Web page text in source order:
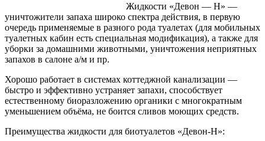
Жидкости «Девон — Н» —
уничтожители запаха широко спектра действия, в первую
очередь применяемые в разного рода туалетах (для мобильных
туалетных кабин есть специальная модификация), а также для
уборки за домашними животными, уничтожения неприятных
запахов в салоне а/м и пр.
Хорошо работает в системах коттеджной канализации —
быстро и эффективно устраняет запахи, способствует
естественному биоразложению органики с многократным
уменьшением объёма, не боится сливов моющих средств.
Преимущества жидкости для биотуалетов «Девон-Н»: